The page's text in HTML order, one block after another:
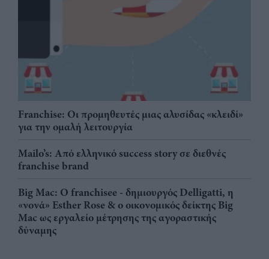
Franchise: Οι προμηθευτές μιας αλυσίδας «κλειδί»
για την ομαλή λειτουργία
Mailo’s: Από ελληνικό success story σε διεθνές
franchise brand
Big Mac: Ο franchisee - δημιουργός Delligatti, η
«νονά» Esther Rose & ο οικονομικός δείκτης Big
Mac ως εργαλείο μέτρησης της αγοραστικής
δύναμης